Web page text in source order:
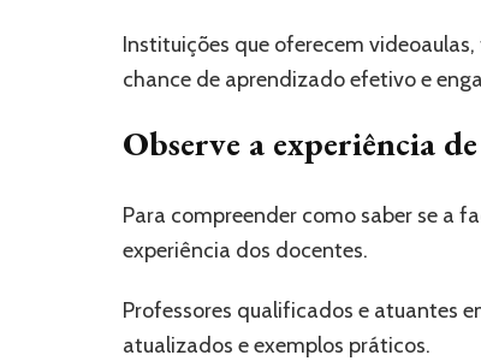
Instituições que oferecem
chance de aprendizado efetivo e
Observe a experiência
Para compreender como saber se a
experiência dos docentes.
Professores qualificados e atuantes
atualizados e exemplos práticos.